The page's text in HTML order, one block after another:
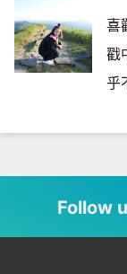
喜
戳
乎
Follow